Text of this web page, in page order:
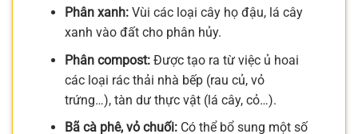
Phân xanh:Vùi các loại cây họ đậu, lá cây
xanh vào đất cho phân hủy.
Phân compost:Được tạo ra từ việc ủ hoai
các loại rác thải nhà bếp (rau củ, vỏ
trứng…), tàn dư thực vật (lá cây, cỏ…).
Bã cà phê, vỏ chuối:Có thể bổ sung một số